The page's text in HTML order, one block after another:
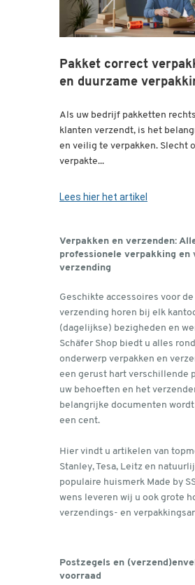
Pakket correct
en duurzame
Als uw bedrijf pakketten
klanten verzendt, is het
en veilig te verpakken. Slecht
verpakte...
Lees hier het artikel
Verpakken en verzenden:
professionele verpakking en
verzending
Geschikte accessoires voor
verzending horen bij elk
(dagelijkse) bezigheden en
Schäfer Shop biedt u alles
onderwerp verpakken en
een gerust hart verschillende
uw behoeften en het
belangrijke documenten
een cent.
Hier vindt u artikelen van
Stanley, Tesa, Leitz en
populaire huismerk Made by
wens leveren wij u ook grote
verzendings- en
Postzegels en
voorraad